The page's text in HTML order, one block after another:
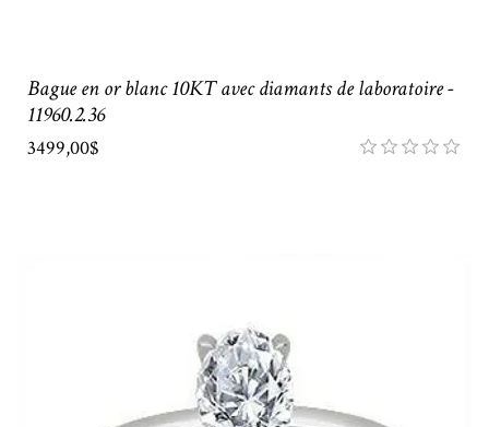
Bague en or blanc 10KT avec diamants de laboratoire -
11960.2.36
3499,00$